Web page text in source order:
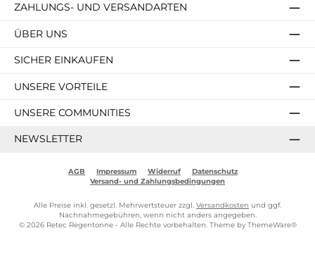
ZAHLUNGS- UND VERSANDARTEN
ÜBER UNS
SICHER EINKAUFEN
UNSERE VORTEILE
UNSERE COMMUNITIES
NEWSLETTER
AGB Impressum Widerruf
Datenschutz
Versand- und Zahlungsbedingungen
Alle Preise inkl. gesetzl. Mehrwertsteuer zzgl. Versandkosten und ggf.
Nachnahmegebühren, wenn nicht anders angegeben.
© 2026 Retec Regentonne - Alle Rechte vorbehalten. Theme by ThemeWare®